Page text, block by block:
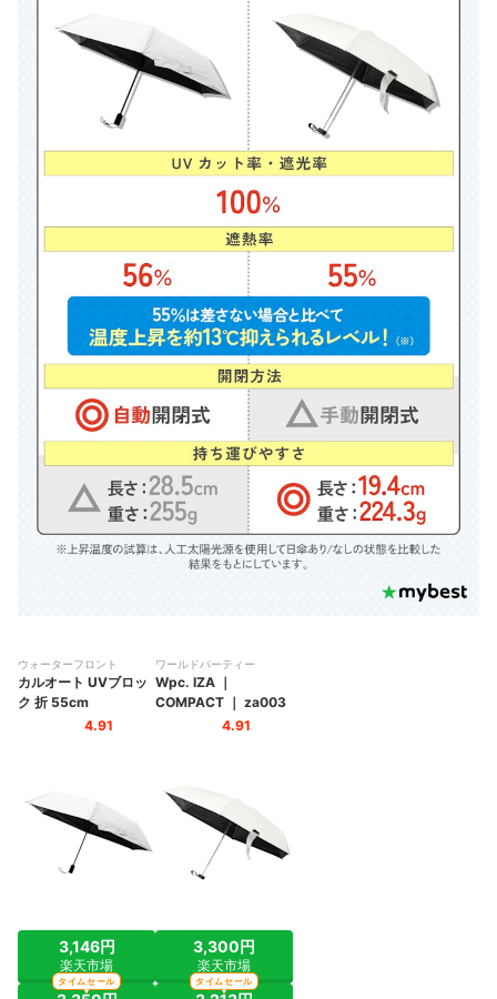
夏の猛暑にはほかのアイテムも！
傘はプレゼントやちょっとしたギフトにもおすすめ！
折りたたみ日傘の売れ筋ランキングもチェック！
ウォーターフロント
カルオート UVブロッ
ク 折 55cm
4.91
3,146円
楽天市場
タイムセール
ワールドパーティー
Wpc. IZA ｜
COMPACT ｜ za003
4.91
3,300円
楽天市場
タイムセール